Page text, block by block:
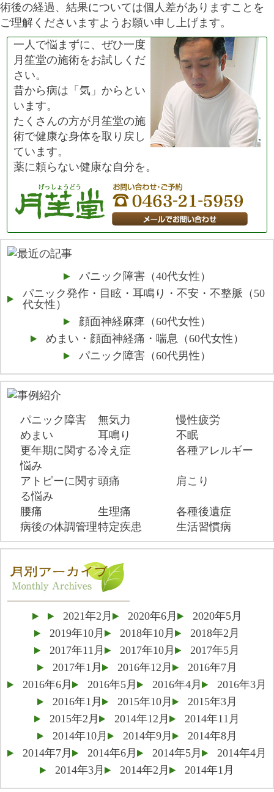
術後の経過、結果については個人差がありますことを
ご理解くださいますようお願い申し上げます。
一人で悩まずに、ぜひ一度
月笙堂の施術をお試しくだ
さい。
昔から病は「気」からとい
います。
たくさんの方が月笙堂の施
術で健康な身体を取り戻し
ています。
薬に頼らない健康な自分を。
パニック障害（40代女性）
パニック発作・目眩・耳鳴り・不安・不整脈（50
代女性）
顔面神経麻痺（60代女性）
めまい・顔面神経痛・喘息（60代女性）
パニック障害（60代男性）
パニック障害 無気力
慢性疲労
めまい
耳鳴り
不眠
更年期に関する
悩み
冷え症 各種アレルギー
アトピーに関す
る悩み
頭痛 肩こり
腰痛 生理痛
各種後遺症
病後の体調管理特定疾患 生活習慣病
2021年2月 2020年6月
2020年5月
2019年10月
2018年10月
2018年2月
2017年11月
2017年10月
2017年5月
2017年1月
2016年12月
2016年7月
2016年6月
2016年5月 2016年4月
2016年3月
2016年1月
2015年10月
2015年3月
2015年2月
2014年12月
2014年11月
2014年10月
2014年9月
2014年8月
2014年7月
2014年6月 2014年5月
2014年4月
2014年3月
2014年2月 2014年1月